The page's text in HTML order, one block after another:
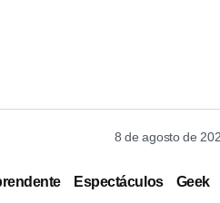
8 de agosto de
Espectáculos Geek